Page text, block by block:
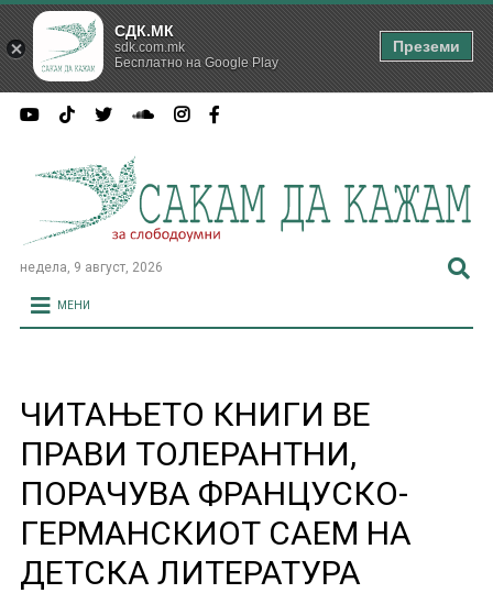
недела, 9 август, 2026
МЕНИ
ЧИТАЊЕТО КНИГИ ВЕ
ПРАВИ ТОЛЕРАНТНИ,
ПОРАЧУВА ФРАНЦУСКО-
ГЕРМАНСКИОТ САЕМ НА
ДЕТСКА ЛИТЕРАТУРА
СДК.МК
sdk.com.mk
Бесплатно на Google Play
Преземи